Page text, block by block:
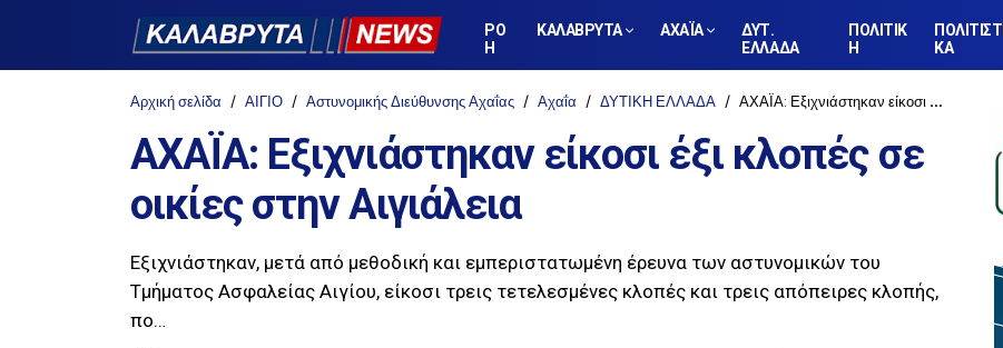
ΡΟ
Η
ΚΑΛΑΒΡΥΤΑ ΑΧΑΪΑ
ΔΥΤ.
ΕΛΛΑΔΑ
ΠΟΛΙΤΙΚ
Η
ΠΟΛΙΤΙΣΤΙ
ΚΑ
Αρχική σελίδα ΑΙΓΙΟ Αστυνομικής Διεύθυνσης Αχαΐας Αχαΐα ΔΥΤΙΚΗ ΕΛΛΑΔΑ ΑΧΑΪΑ: Εξιχνιάστηκαν είκοσι έξι κλοπές σε οικίες στην Αιγιάλεια
ΑΧΑΪΑ: Εξιχνιάστηκαν είκοσι έξι κλοπές σε
οικίες στην Αιγιάλεια
Εξιχνιάστηκαν, μετά από μεθοδική και εμπεριστατωμένη έρευνα των αστυνομικών του
Τμήματος Ασφαλείας Αιγίου, είκοσι τρεις τετελεσμένες κλοπές και τρεις απόπειρες κλοπής,
πο…